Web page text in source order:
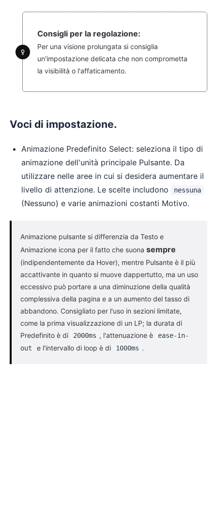
Consigli per la regolazione:
Per una visione prolungata si consiglia
un'impostazione delicata che non comprometta
la visibilità o l'affaticamento.
Voci di impostazione.
Animazione Predefinito Select: seleziona il tipo di
animazione dell'unità principale Pulsante. Da
utilizzare nelle aree in cui si desidera aumentare il
livello di attenzione. Le scelte includono
nessuna
(Nessuno) e varie animazioni costanti Motivo.
Animazione pulsante si differenzia da Testo e
Animazione icona per il fatto che suona sempre
(indipendentemente da Hover), mentre Pulsante è il più
accattivante in quanto si muove dappertutto, ma un uso
eccessivo può portare a una diminuzione della qualità
complessiva della pagina e a un aumento del tasso di
abbandono. Consigliato per l'uso in sezioni limitate,
come la prima visualizzazione di un LP; la durata di
Predefinito è di
2000ms , l'attenuazione è
ease-in-
out
e l'intervallo di loop è di 1000ms .